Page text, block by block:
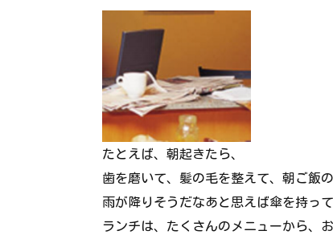
たとえば、朝起きたら、
歯を磨いて、髪の毛を整えて、朝ご飯
雨が降りそうだなあと思えば傘を持って
ランチは、たくさんのメニューから、